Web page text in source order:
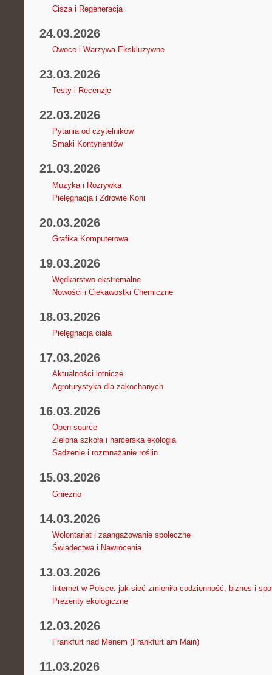
Cisza i Regeneracja
24.03.2026
Owoce i Warzywa Ekskluzywne
23.03.2026
Testy i Recenzje
22.03.2026
Pytania od czytelników
Smaki Kontynentów
21.03.2026
Muzyka i Rozrywka
Pielęgnacja i Zdrowie Koni
20.03.2026
Grafika Komputerowa
19.03.2026
Wędkarstwo ekstremalne
Nowości i Ciekawostki Chemiczne
18.03.2026
Pielęgnacja ciała
17.03.2026
Aktualności lotnicze
Agroturystyka dla zakochanych
16.03.2026
Open source
Zielona szkoła i harcerska ekologia
Sadzenie i rozmnażanie roślin
15.03.2026
Gniezno
14.03.2026
Wolontariat i zaangażowanie społeczne
Świadectwa i Nawrócenia
13.03.2026
Internet w Polsce: jak sieć zmieniła codzienność, biznes i
Prezenty ekologiczne
12.03.2026
Frankfurt nad Menem (Frankfurt am Main)
11.03.2026